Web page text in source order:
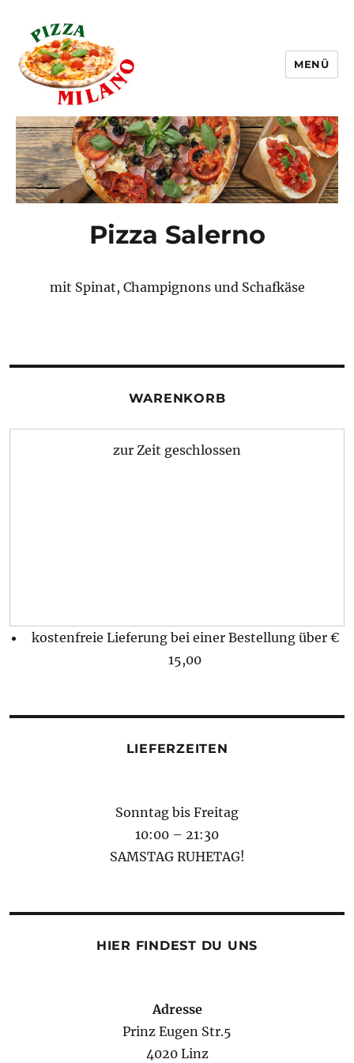
Pizza Milano Linz
MENÜ
Pizza Salerno
mit Spinat, Champignons und Schafkäse
WARENKORB
zur Zeit geschlossen
kostenfreie Lieferung bei einer Bestellung über €
15,00
LIEFERZEITEN
Sonntag bis Freitag
10:00 – 21:30
SAMSTAG RUHETAG!
HIER FINDEST DU UNS
Adresse
Prinz Eugen Str.5
4020 Linz